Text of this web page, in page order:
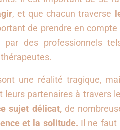
, et que chacun traverse
de prendre en compte
des professionnels
une réalité tragique,
leurs partenaires à travers
sujet délicat,de
et la solitude. Il ne faut